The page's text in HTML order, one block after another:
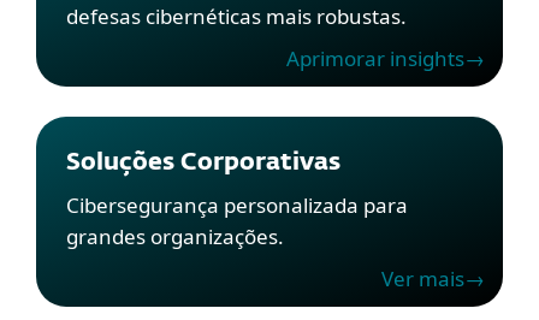
defesas cibernéticas mais robustas.
Aprimorar insights→
Soluções Corporativas
Cibersegurança personalizada para
grandes organizações.
Ver mais→